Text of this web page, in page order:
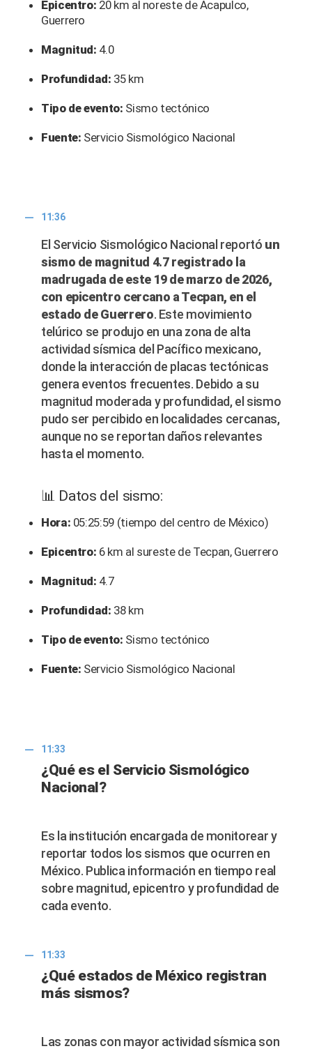
Epicentro: 20 km al noreste de Acapulco,
Guerrero
Magnitud: 4.0
Profundidad: 35 km
Tipo de evento: Sismo tectónico
Fuente: Servicio Sismológico Nacional
11:36
El Servicio Sismológico Nacional reportó un
sismo de magnitud 4.7 registrado la
madrugada de este 19 de marzo de 2026,
con epicentro cercano a Tecpan, en el
estado de Guerrero. Este movimiento
telúrico se produjo en una zona de alta
actividad sísmica del Pacífico mexicano,
donde la interacción de placas tectónicas
genera eventos frecuentes. Debido a su
magnitud moderada y profundidad, el sismo
pudo ser percibido en localidades cercanas,
aunque no se reportan daños relevantes
hasta el momento.
📊 Datos del sismo:
Hora: 05:25:59 (tiempo del centro de México)
Epicentro: 6 km al sureste de Tecpan, Guerrero
Magnitud: 4.7
Profundidad: 38 km
Tipo de evento: Sismo tectónico
Fuente: Servicio Sismológico Nacional
11:33
¿Qué es el Servicio Sismológico
Nacional?
Es la institución encargada de monitorear y
reportar todos los sismos que ocurren en
México. Publica información en tiempo real
sobre magnitud, epicentro y profundidad de
cada evento.
11:33
¿Qué estados de México registran
más sismos?
Las zonas con mayor actividad sísmica son